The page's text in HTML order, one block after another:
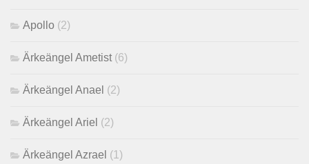
Apollo (2)
Ärkeängel Ametist (6)
Ärkeängel Anael (2)
Ärkeängel Ariel (2)
Ärkeängel Azrael (1)